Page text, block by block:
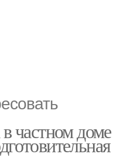
частном доме